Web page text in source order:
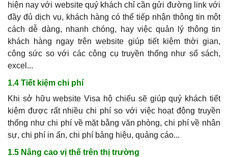
hiện nay với website quý khách chỉ cần gửi đường link với
đầy đủ dịch vụ, khách hàng có thể tiếp nhận thông tin một
cách dễ dàng, nhanh chóng, hay việc quản lý thông tin
khách hàng ngay trên website giúp tiết kiệm thời gian,
công sức so với các công cụ truyền thống như sổ sách,
excel...
1.4 Tiết kiệm chi phí
Khi sở hữu website Visa hộ chiếu sẽ giúp quý khách tiết
kiệm được rất nhiều chi phí so với việc hoạt động truyền
thống như chi phí về mặt bằng văn phòng, chi phí về nhân
sự, chi phí in ấn, chi phí bảng hiệu, quảng cáo...
1.5 Nâng cao vị thế trên thị trường